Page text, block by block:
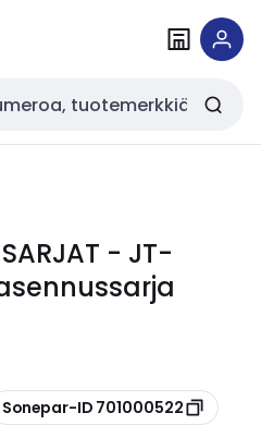
- JT-
Sonepar-ID 701000522